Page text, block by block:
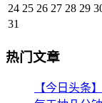
24 25 26 27 28 29
31
热门文章
【今日头条